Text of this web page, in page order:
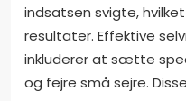
indsatsen svigte,
resultater. Effektive
inkluderer at sætte
og fejre små sejre.